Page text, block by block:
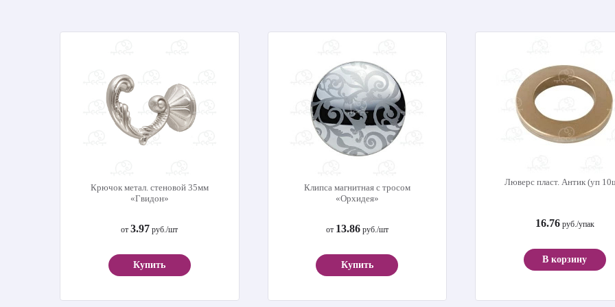
Крючок метал. стеновой 35мм
«Гвидон»
от3.97 руб./шт
Купить
Клипса магнитная с тросом
«Орхидея»
от 13.86руб./шт
Купить
Люверс пласт. Антик (уп
16.76руб./упак
В корзину